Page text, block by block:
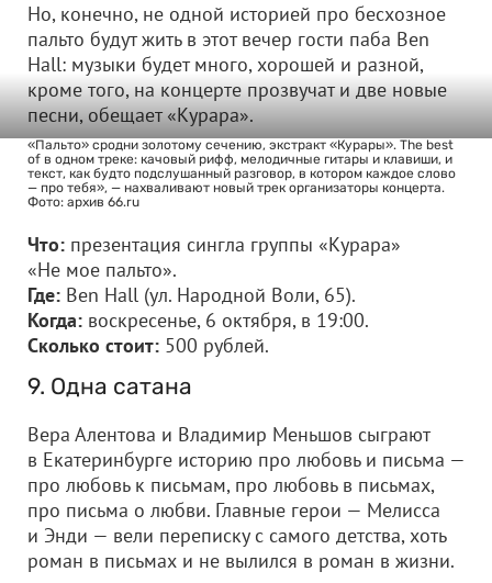
Но, конечно, не одной историей про бесхозное
пальто будут жить в этот вечер гости паба Вen
Hall: музыки будет много, хорошей и разной,
кроме того, на концерте прозвучат и две новые
песни, обещает «Курара».
«Пальто» сродни золотому сечению, экстракт «Курары». The best
of в одном треке: качовый рифф, мелодичные гитары и клавиши, и
текст, как будто подслушанный разговор, в котором каждое слово
— про тебя», — нахваливают новый трек организаторы концерта.
Фото: архив 66.ru
Что: презентация сингла группы «Курара»
«Не мое пальто».
Где: Ben Hall (ул. Народной Воли, 65).
Когда: воскресенье, 6 октября, в 19:00.
Сколько стоит: 500 рублей.
9. Одна сатана
Вера Алентова и Владимир Меньшов сыграют
в Екатеринбурге историю про любовь и письма —
про любовь к письмам, про любовь в письмах,
про письма о любви. Главные герои — Мелисса
и Энди — вели переписку с самого детства, хоть
роман в письмах и не вылился в роман в жизни.